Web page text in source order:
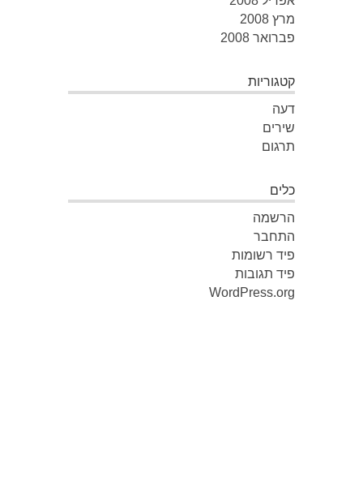
מרץ 2008
פברואר 2008
קטגוריות
דעה
שירים
תרגום
כלים
הרשמה
התחבר
פיד רשומות
פיד תגובות
WordPress.org